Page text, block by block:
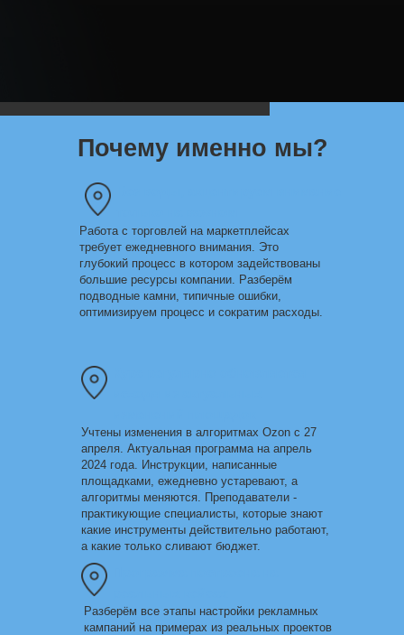
Почему именно мы?
Работа с торговлей на маркетплейсах
требует ежедневного внимания. Это
глубокий процесс в котором задействованы
большие ресурсы компании. Разберём
подводные камни, типичные ошибки,
оптимизируем процесс и сократим расходы.
Учтены изменения в алгоритмах Ozon с 27
апреля. Актуальная программа на апрель
2024 года. Инструкции, написанные
площадками, ежедневно устаревают, а
алгоритмы меняются. Преподаватели -
практикующие специалисты, которые знают
какие инструменты действительно работают,
а какие только сливают бюджет.
Разберём все этапы настройки рекламных
кампаний на примерах из реальных проектов